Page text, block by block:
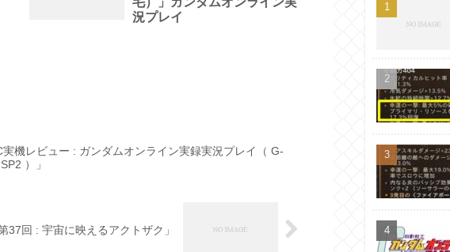
況プレイ
機レビュー : ガンダムオンライン実録実況プレイ（ G-
）」
回 : 宇宙に映えるアクトザク」